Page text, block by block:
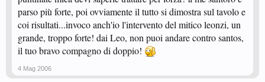
Per quanto riguarda tutto il resto AVETE FRAINTESO, come al solito, IO
HO SOLO DETTO ONESTAMENTE -E RIPETO ONESTAMENTE- CHE
CASALBORDINO NON PUO' FARE LA SERIE A2 PER MOTIVI
TECNICI!!!!!
Vogliamo discuterne? Bene
Ma evitate di offendermi
parso più forte, poi ovviamente il tutto si dimostra sul tavolo e
coi risultati...invoco anch'io l'intervento del mitico leonzi, un
grande, troppo forte! dai Leo, non puoi andare contro santos,
il tuo bravo compagno di doppio!
4 Mag 2006